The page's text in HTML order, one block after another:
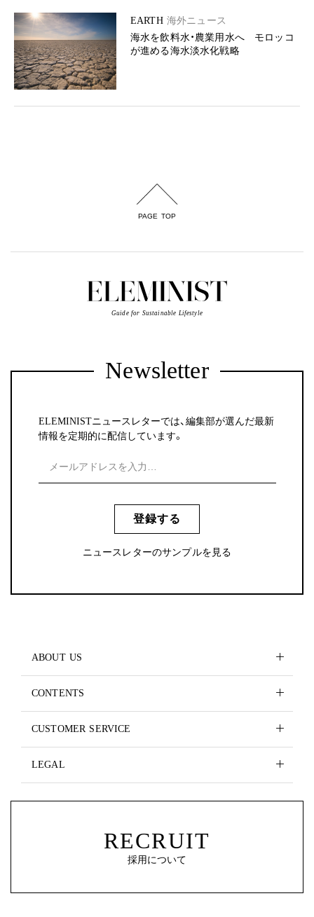
EARTH 海外ニュース
海水を飲料水・農業用水へ モロッコ
が進める海水淡水化戦略
PAGE TOP
Guide for Sustainable Lifestyle
Newsletter
ELEMINISTニュースレターでは、編集部が選んだ最新
情報を定期的に配信しています。
登録する
ニュースレターのサンプルを見る
ABOUT US
CONTENTS
CUSTOMER SERVICE
LEGAL
RECRUIT
採用について